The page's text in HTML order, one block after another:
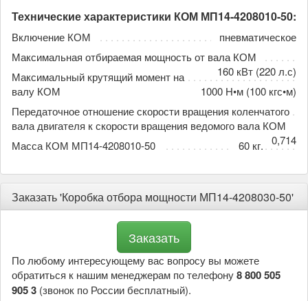
Технические характеристики КОМ МП14-4208010-50:
Включение КОМ
пневматическое
Максимальная отбираемая мощность от вала КОМ
160 кВт (220 л.с)
Максимальный крутящий момент на
валу КОМ
1000 Н•м (100 кгс•м)
Передаточное отношение скорости вращения коленчатого
вала двигателя к скорости вращения ведомого вала КОМ
0,714
Масса КОМ МП14-4208010-50 60 кг.
Заказать 'Коробка отбора мощности МП14-4208030-50'
По любому интересующему вас вопросу вы можете
обратиться к нашим менеджерам по телефону8 800 505
905 3 (звонок по России бесплатный).